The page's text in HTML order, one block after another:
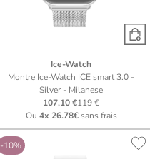
Ice-Watch
Montre Ice-Watch ICE smart 3.0 -
Silver - Milanese
107,10 €119 €
Ou 4x 26.78€sans frais
-10%